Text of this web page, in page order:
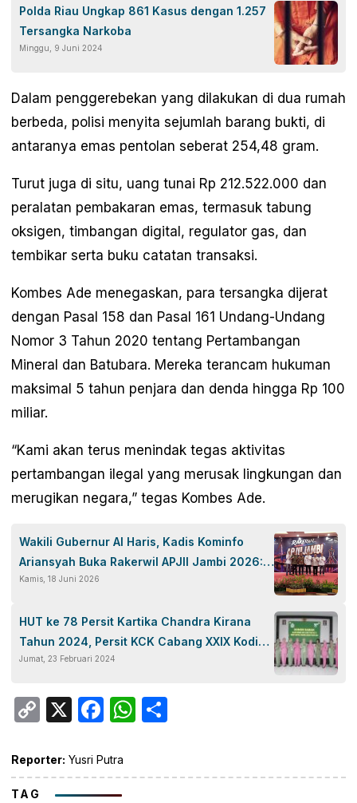
Polda Riau Ungkap 861 Kasus dengan 1.257
Tersangka Narkoba
Minggu, 9 Juni 2024
Dalam penggerebekan yang dilakukan di dua rumah
berbeda, polisi menyita sejumlah barang bukti, di
antaranya emas pentolan seberat 254,48 gram.
Turut juga di situ, uang tunai Rp 212.522.000 dan
peralatan pembakaran emas, termasuk tabung
oksigen, timbangan digital, regulator gas, dan
tembikar serta buku catatan transaksi.
Kombes Ade menegaskan, para tersangka dijerat
dengan Pasal 158 dan Pasal 161 Undang-Undang
Nomor 3 Tahun 2020 tentang Pertambangan
Mineral dan Batubara. Mereka terancam hukuman
maksimal 5 tahun penjara dan denda hingga Rp 100
miliar.
“Kami akan terus menindak tegas aktivitas
pertambangan ilegal yang merusak lingkungan dan
merugikan negara,” tegas Kombes Ade.
Wakili Gubernur Al Haris, Kadis Kominfo
Ariansyah Buka Rakerwil APJII Jambi 2026:
Internet Murah Harus Sampai ke Desa
Kamis, 18 Juni 2026
HUT ke 78 Persit Kartika Chandra Kirana
Tahun 2024, Persit KCK Cabang XXIX Kodim
0619/Pwk Gelar Donor Darah
Jumat, 23 Februari 2024
Copy
X Facebook
WhatsApp
Reporter: Yusri Putra
TAG